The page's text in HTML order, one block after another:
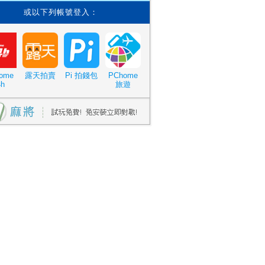
或以下列帳號登入：
露天拍賣 Pi 拍錢包
PChome
旅遊